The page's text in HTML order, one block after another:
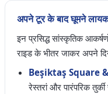
अपने टूर के बाद घूमने लायक
इन प्रसिद्ध सांस्कृतिक
राइड के भीतर जाकर अपने
Beşiktaş Square
रेस्तरां और पारंपरिक